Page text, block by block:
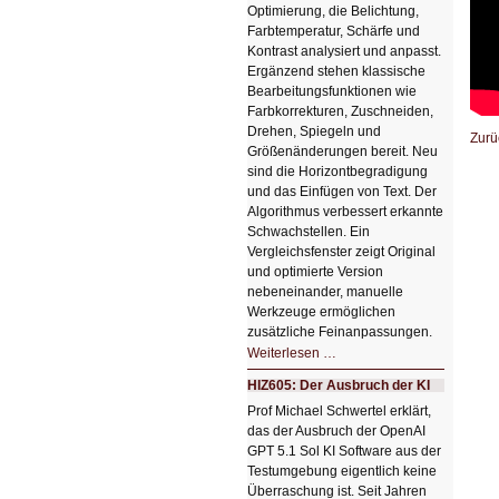
Optimierung, die Belichtung,
Farbtemperatur, Schärfe und
Kontrast analysiert und anpasst.
Ergänzend stehen klassische
Bearbeitungsfunktionen wie
Farbkorrekturen, Zuschneiden,
Drehen, Spiegeln und
Größenänderungen bereit. Neu
sind die Horizontbegradigung
und das Einfügen von Text. Der
Algorithmus verbessert erkannte
Schwachstellen. Ein
Vergleichsfenster zeigt Original
und optimierte Version
nebeneinander, manuelle
Werkzeuge ermöglichen
zusätzliche Feinanpassungen.
Weiterlesen …
Bildverschönerung
mit
einem
Klick
HIZ606:
Bildverschönerung
mit
einem
Klick
HIZ605: Der Ausbruch der KI
Prof Michael Schwertel erklärt,
das der Ausbruch der OpenAI
GPT 5.1 Sol KI Software aus der
Testumgebung eigentlich keine
Überraschung ist. Seit Jahren